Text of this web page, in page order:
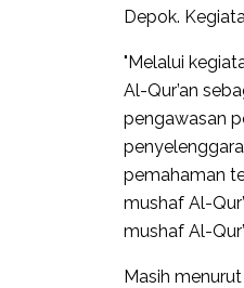
Depok.
"Melalui
Al-Qur’an
pengawasan
pemahaman
mushaf Al-
mushaf Al-
Masih